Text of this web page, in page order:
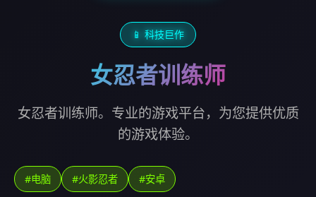
📱 科技巨作
女忍者训练师
女忍者训练师。专业的游戏平台，为您提供优质
的游戏体验。
#电脑 #火影忍者 #安卓